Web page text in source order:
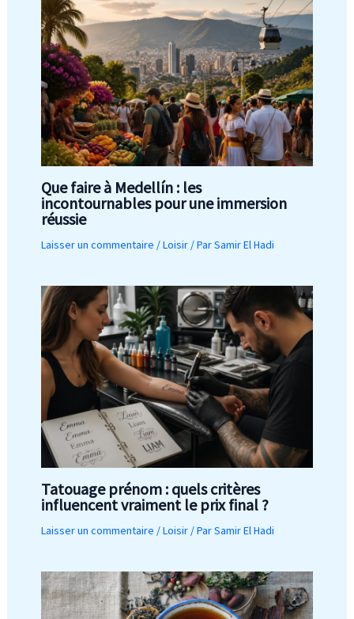
Que faire à Medellín : les
incontournables pour une immersion
réussie
Laisser un commentaire /Loisir/ ParSamir El Hadi
Tatouage prénom : quels critères
influencent vraiment le prix final ?
Laisser un commentaire /Loisir/ ParSamir El Hadi